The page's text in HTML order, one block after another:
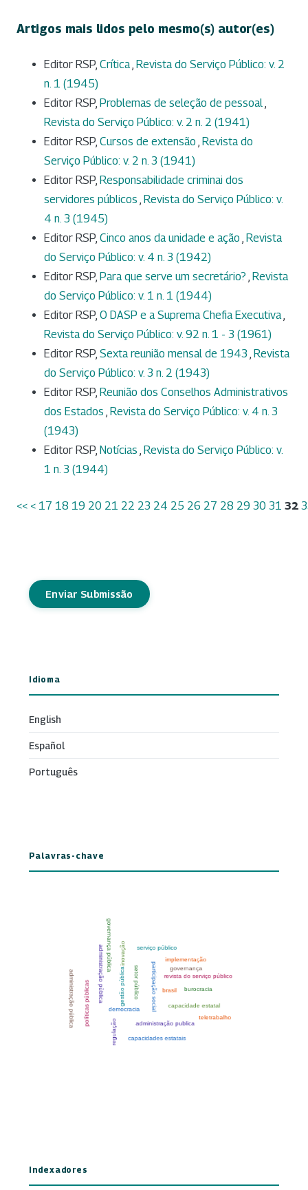
Artigos mais lidos pelo mesmo(s) autor(es)
Editor RSP, Crítica Revista do Serviço Público: v. 2
n. 1 (1945)
Editor RSP, Problemas de seleção de pessoal
Revista do Serviço Público: v. 2 n. 2 (1941)
Editor RSP, Cursos de extensão Revista do
Serviço Público: v. 2 n. 3 (1941)
Editor RSP, Responsabilidade criminai dos
servidores públicos Revista do Serviço Público: v.
4 n. 3 (1945)
Editor RSP, Cinco anos da unidade e ação Revista
do Serviço Público: v. 4 n. 3 (1942)
Editor RSP, Para que serve um secretário? Revista
do Serviço Público: v. 1 n. 1 (1944)
Editor RSP, O DASP e a Suprema Chefia Executiva
Revista do Serviço Público: v. 92 n. 1 - 3 (1961)
Editor RSP, Sexta reunião mensal de 1943 Revista
do Serviço Público: v. 3 n. 2 (1943)
Editor RSP, Reunião dos Conselhos Administrativos
dos Estados Revista do Serviço Público: v. 4 n. 3
(1943)
Editor RSP, Notícias Revista do Serviço Público: v.
1 n. 3 (1944)
<< < 17 18 19 20 21 22 23 24 25 26 27 28 29 30 31 32
Enviar Submissão
Idioma
English
Español
Português
Palavras-chave
Indexadores